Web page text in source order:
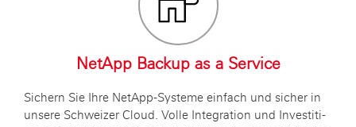
NetApp Back­up as a Ser­vice
Si­chern Sie Ihre NetApp-Sys­te­me ein­fach und si­cher in
un­se­re Schwei­zer Cloud. Volle In­te­gra­ti­on und In­ves­ti­ti­